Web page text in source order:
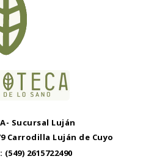
Sucursal Luján
Carrodilla Luján de Cuyo
(549) 2615722490